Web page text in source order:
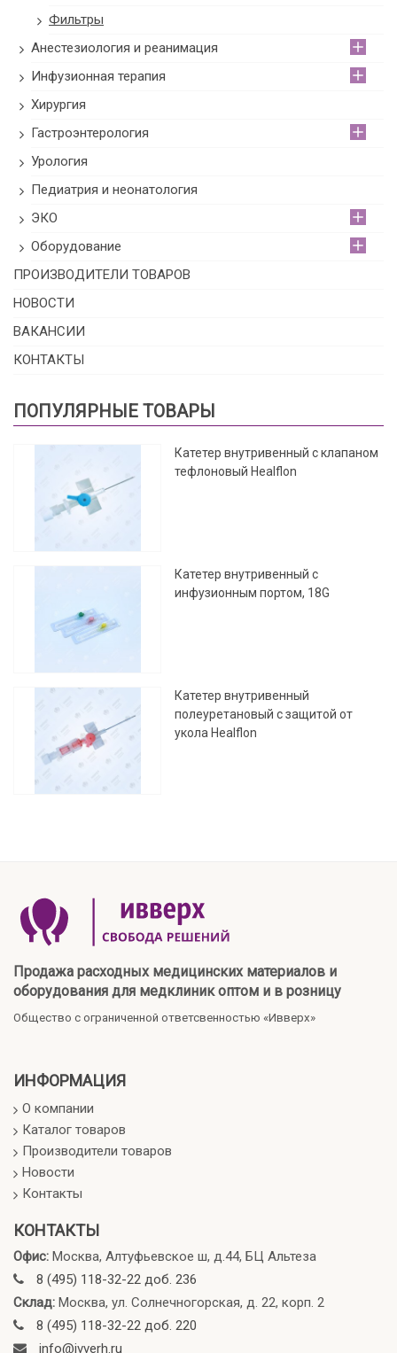
Фильтры
Анестезиология и реанимация
Инфузионная терапия
Хирургия
Гастроэнтерология
Урология
Педиатрия и неонатология
ЭКО
Оборудование
ПРОИЗВОДИТЕЛИ ТОВАРОВ
НОВОСТИ
ВАКАНСИИ
КОНТАКТЫ
ПОПУЛЯРНЫЕ ТОВАРЫ
Катетер внутривенный с клапаном
тефлоновый Healflon
Катетер внутривенный с
инфузионным портом, 18G
Катетер внутривенный
полеуретановый с защитой от
укола Healflon
Продажа расходных медицинских материалов и
оборудования для медклиник оптом и в розницу
Общество с ограниченной ответсвенностью «Ивверх»
ИНФОРМАЦИЯ
О компании
Каталог товаров
Производители товаров
Новости
Контакты
КОНТАКТЫ
Офис: Москва, Алтуфьевское ш, д.44, БЦ Альтеза
8 (495) 118-32-22 доб. 236
Склад: Москва, ул. Солнечногорская, д. 22, корп. 2
8 (495) 118-32-22 доб. 220
info@ivverh.ru